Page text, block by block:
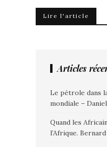
Lire l'article
Articles
Le pétrole dans
mondiale –
Quand les
l’Afrique.